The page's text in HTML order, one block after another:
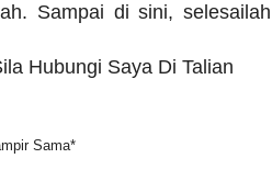
Sampai di sini, selesailah
Hubungi Saya Di Talian
Sama*